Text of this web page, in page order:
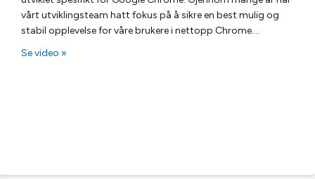
vårt utviklingsteam hatt fokus på å sikre en best mulig og
stabil opplevelse for våre brukere i nettopp Chrome.…
Se video »